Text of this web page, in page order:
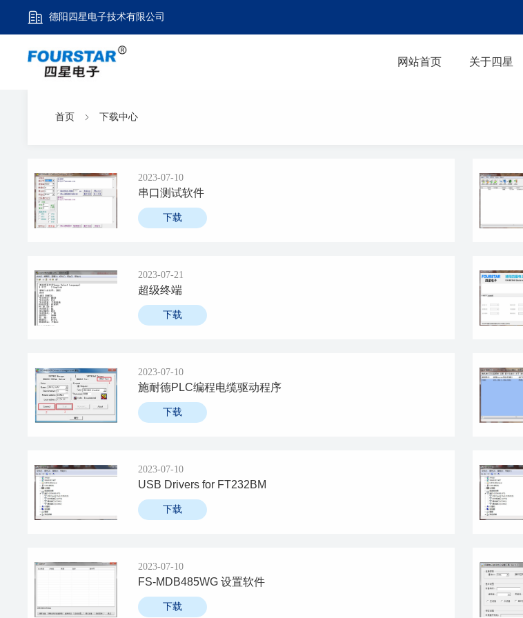
德阳四星电子技术有限公司
网站首页 关于四星
首页 下载中心
2023-07-10
串口测试软件
下载
2023-07-21
超级终端
下载
2023-07-10
施耐德PLC编程电缆驱动程序
下载
2023-07-10
USB Drivers for FT232BM
下载
2023-07-10
FS-MDB485WG 设置软件
下载